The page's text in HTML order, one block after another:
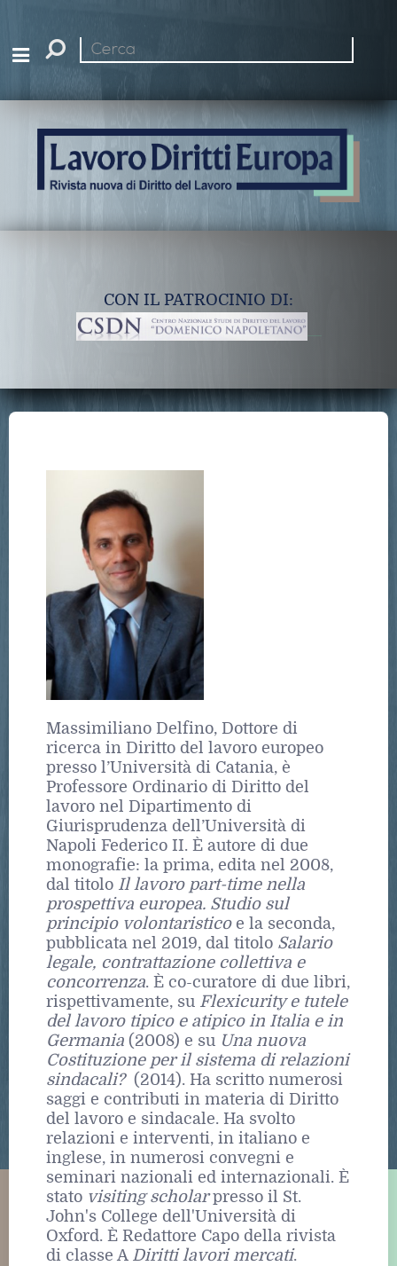
Cerca
CON IL PATROCINIO DI:
Massimiliano Delfino, Dottore di
ricerca in Diritto del lavoro europeo
presso l’Università di Catania, è
Professore Ordinario di Diritto del
lavoro nel Dipartimento di
Giurisprudenza dell’Università di
Napoli Federico II. È autore di due
monografie: la prima, edita nel 2008,
dal titolo Il lavoro part-time nella
prospettiva europea. Studio sul
principio volontaristico e la seconda,
pubblicata nel 2019, dal titolo Salario
legale, contrattazione collettiva e
concorrenza. È co-curatore di due libri,
rispettivamente, su Flexicurity e tutele
del lavoro tipico e atipico in Italia e in
Germania (2008) e su Una nuova
Costituzione per il sistema di relazioni
sindacali? (2014). Ha scritto numerosi
saggi e contributi in materia di Diritto
del lavoro e sindacale. Ha svolto
relazioni e interventi, in italiano e
inglese, in numerosi convegni e
seminari nazionali ed internazionali. È
stato visiting scholarpresso il St.
John's College dell'Università di
Oxford. È Redattore Capo della rivista
di classe A Diritti lavori mercati.